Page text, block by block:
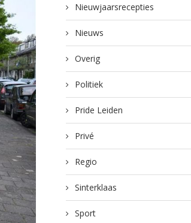
Nieuwjaarsrecepties
Nieuws
Overig
Politiek
Pride Leiden
Privé
Regio
Sinterklaas
Sport